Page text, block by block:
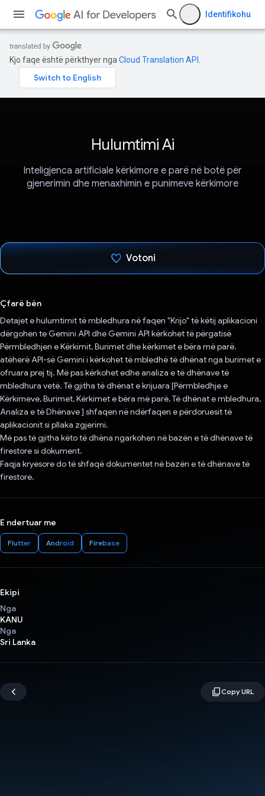
Identifikohu
Kjo faqe është përkthyer nga Cloud Translation API
Hulumtimi Ai
Inteligjenca artificiale kërkimore e parë në botë për
gjenerimin dhe menaxhimin e punimeve kërkimore
Votoni
Çfarë bën
Detajet e hulumtimit të mbledhura në faqen "Krijo" të këtij aplikacioni
dërgohen te Gemini API dhe Gemini API kërkohet të përgatisë
Përmbledhjen e Kërkimit, Burimet dhe kërkimet e bëra më parë.
atëherë API-së Gemini i kërkohet të mbledhë të dhënat nga burimet e
ofruara prej tij. Më pas kërkohet edhe analiza e të dhënave të
mbledhura vetë. Të gjitha të dhënat e krijuara [Përmbledhje e
Kërkimeve, Burimet, Kërkimet e bëra më parë, Të dhënat e mbledhura,
Analiza e të Dhënave ] shfaqen në ndërfaqen e përdoruesit të
aplikacionit si pllaka zgjerimi.
Më pas të gjitha këto të dhëna ngarkohen në bazën e të dhënave të
firestore si dokument.
Faqja kryesore do të shfaqë dokumentet në bazën e të dhënave të
firestore.
E ndertuar me
Flutter Android Firebase
Ekipi
Nga
KANU
Nga
Sri Lanka